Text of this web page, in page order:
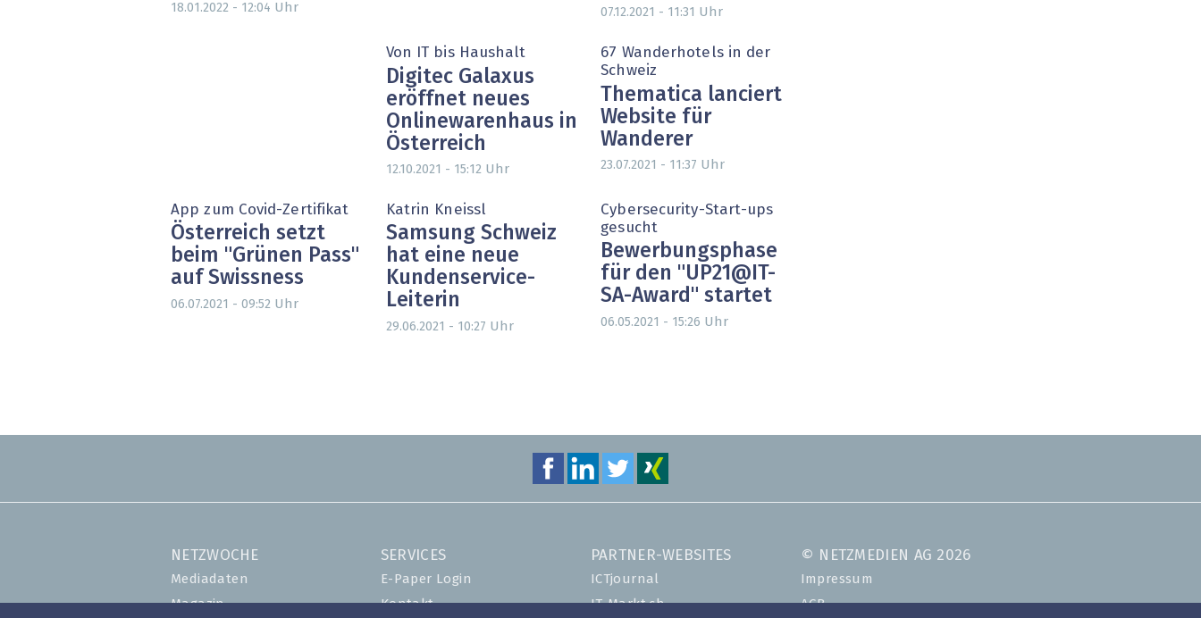
18.01.2022 - 12:04 Uhr 07.12.2021 - 11:31 Uhr
Von IT bis Haushalt
Digitec Galaxus
eröffnet neues
Onlinewarenhaus in
Österreich
12.10.2021 - 15:12 Uhr
67 Wanderhotels in der
Schweiz
Thematica lanciert
Website für
Wanderer
23.07.2021 - 11:37 Uhr
App zum Covid-Zertifikat
Österreich setzt
beim "Grünen Pass"
auf Swissness
06.07.2021 - 09:52 Uhr
Katrin Kneissl
Samsung Schweiz
hat eine neue
Kundenservice-
Leiterin
29.06.2021 - 10:27 Uhr
Cybersecurity-Start-ups
gesucht
Bewerbungsphase
für den "UP21@IT-
SA-Award" startet
06.05.2021 - 15:26 Uhr
NETZWOCHE
Mediadaten
Magazin
SERVICES
E-Paper Login
Kontakt
PARTNER-WEBSITES
ICTjournal
IT-Markt.ch
© NETZMEDIEN AG 2026
Impressum
AGB